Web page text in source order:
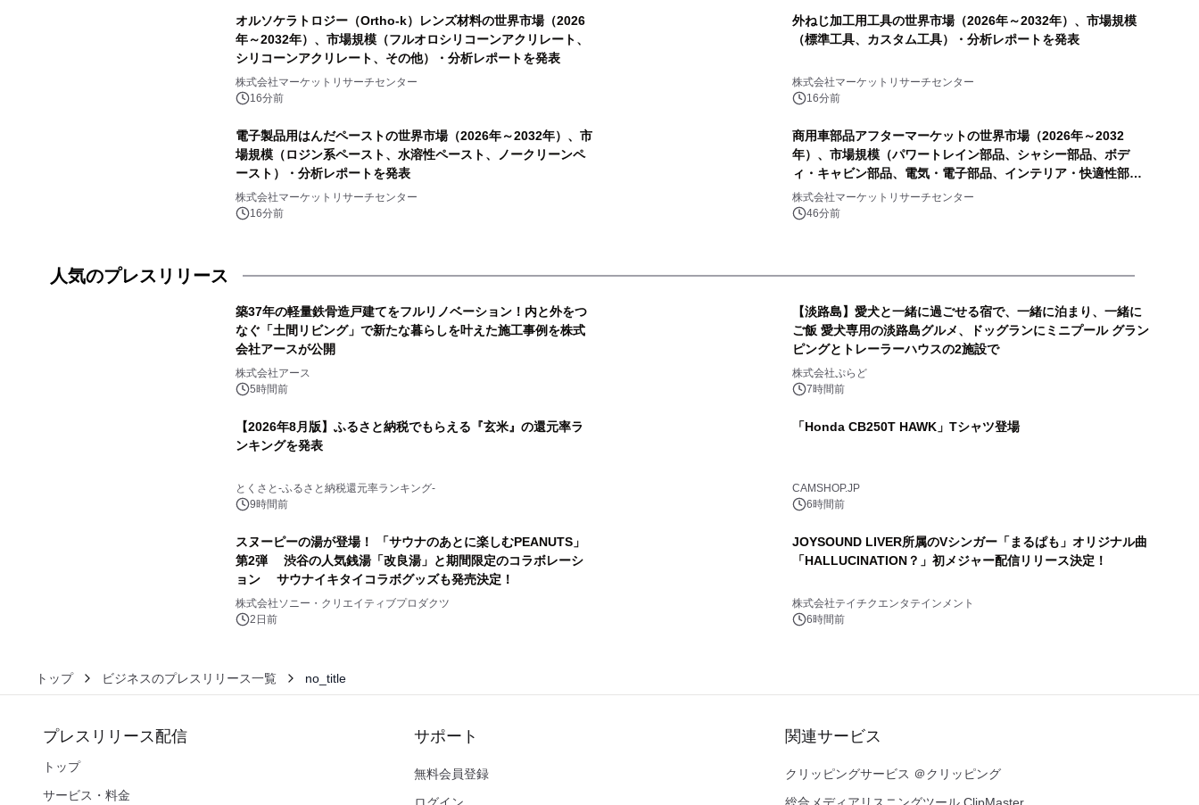
オルソケラトロジー（Ortho-k）レンズ材料の世界市場（2026
年～2032年）、市場規模（フルオロシリコーンアクリレート、
シリコーンアクリレート、その他）・分析レポートを発表
株式会社マーケットリサーチセンター
16分前
外ねじ加工用工具の世界市場（2026年～2032年）、市場規模
（標準工具、カスタム工具）・分析レポートを発表
株式会社マーケットリサーチセンター
16分前
電子製品用はんだペーストの世界市場（2026年～2032年）、市
場規模（ロジン系ペースト、水溶性ペースト、ノークリーンペ
ースト）・分析レポートを発表
株式会社マーケットリサーチセンター
16分前
商用車部品アフターマーケットの世界市場（2026年～2032
年）、市場規模（パワートレイン部品、シャシー部品、ボデ
ィ・キャビン部品、電気・電子部品、インテリア・快適性部
品）・分析レポートを発表
株式会社マーケットリサーチセンター
46分前
人気のプレスリリース
築37年の軽量鉄骨造戸建てをフルリノベーション！内と外をつ
なぐ「土間リビング」で新たな暮らしを叶えた施工事例を株式
会社アースが公開
株式会社アース
5時間前
【淡路島】愛犬と一緒に過ごせる宿で、一緒に泊まり、一緒に
ご飯 愛犬専用の淡路島グルメ、ドッグランにミニプール グラン
ピングとトレーラーハウスの2施設で
株式会社ぷらど
7時間前
【2026年8月版】ふるさと納税でもらえる『玄米』の還元率ラ
ンキングを発表
とくさと-ふるさと納税還元率ランキング-
9時間前
「Honda CB250T HAWK」Tシャツ登場
CAMSHOP.JP
6時間前
スヌーピーの湯が登場！ 「サウナのあとに楽しむPEANUTS」
第2弾 渋谷の人気銭湯「改良湯」と期間限定のコラボレーシ
ョン サウナイキタイコラボグッズも発売決定！
株式会社ソニー・クリエイティブプロダクツ
2日前
JOYSOUND LIVER所属のVシンガー「まるぱも」オリジナル曲
「HALLUCINATION？」初メジャー配信リリース決定！
株式会社テイチクエンタテインメント
6時間前
トップ ビジネスのプレスリリース一覧 no_title
プレスリリース配信
トップ
サービス・料金
サポート
無料会員登録
関連サービス
クリッピングサービス ＠クリッピング